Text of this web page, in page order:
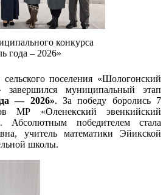
конкурса
года – 2026»
поселения «Шологонский
завершился муниципальный этап
— 2026». За победу боролись 7
МР «Оленекский эвенкийский
Абсолютным победителем стала
учитель математики Эйикской
школы.